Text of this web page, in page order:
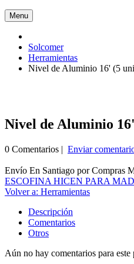
Menu
Solcomer
Herramientas
Nivel de Aluminio 16' (5
Nivel de Aluminio
0 Comentarios | Enviar
Envío En Santiago por Compras
ESCOFINA HICEN PARA
Volver a: Herramientas
Descripción
Comentarios
Otros
Aún no hay comentarios para este